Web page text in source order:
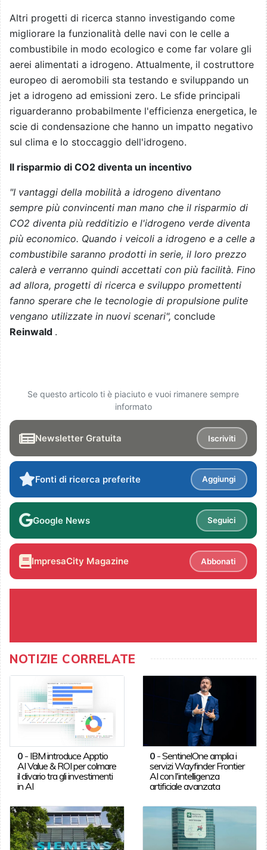
Altri progetti di ricerca stanno investigando come
migliorare la funzionalità delle navi con le celle a
combustibile in modo ecologico e come far volare gli
aerei alimentati a idrogeno. Attualmente, il costruttore
europeo di aeromobili sta testando e sviluppando un
jet a idrogeno ad emissioni zero. Le sfide principali
riguarderanno probabilmente l'efficienza energetica, le
scie di condensazione che hanno un impatto negativo
sul clima e lo stoccaggio dell'idrogeno.
Il risparmio di CO2 diventa un incentivo
"I vantaggi della mobilità a idrogeno diventano
sempre più convincenti man mano che il risparmio di
CO2 diventa più redditizio e l'idrogeno verde diventa
più economico. Quando i veicoli a idrogeno e a celle a
combustibile saranno prodotti in serie, il loro prezzo
calerà e verranno quindi accettati con più facilità. Fino
ad allora, progetti di ricerca e sviluppo promettenti
fanno sperare che le tecnologie di propulsione pulite
vengano utilizzate in nuovi scenari", conclude
Reinwald .
Se questo articolo ti è piaciuto e vuoi rimanere sempre
informato
Newsletter Gratuita Iscriviti
Fonti di ricerca preferite Aggiungi
Google News Seguici
ImpresaCity Magazine Abbonati
NOTIZIE CORRELATE
0- IBM introduce Apptio
AI Value & ROI per colmare
il divario tra gli investimenti
in AI
0 -SentinelOne amplia i
servizi Wayfinder Frontier
AI con l'intelligenza
artificiale avanzata